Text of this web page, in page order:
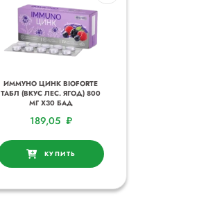
ИММУНО ЦИНК BIOFORTE
ТАБЛ (ВКУС ЛЕС. ЯГОД) 800
МГ Х30 БАД
189,05 ₽
КУПИТЬ